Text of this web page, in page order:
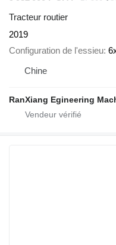
Tracteur routier
2019
Configuration de l'essieu
Chine
RanXiang Egineering